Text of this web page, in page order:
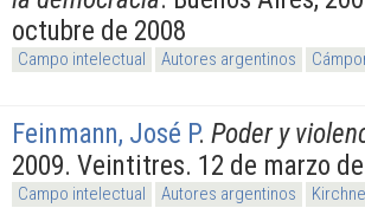
octubre de 2008
Campo intelectual Autores argentinos
Feinmann, José P. Poder y
2009. Veintitres. 12 de marzo
Campo intelectual Autores argentinos